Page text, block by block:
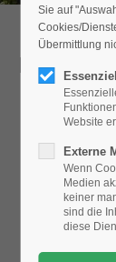
We offer
Mon - Fri
Bitte ändern
Sie auf
Cookies/
Übermittlung
Website
Externe
Wenn
Medien
keiner
sind die
diese